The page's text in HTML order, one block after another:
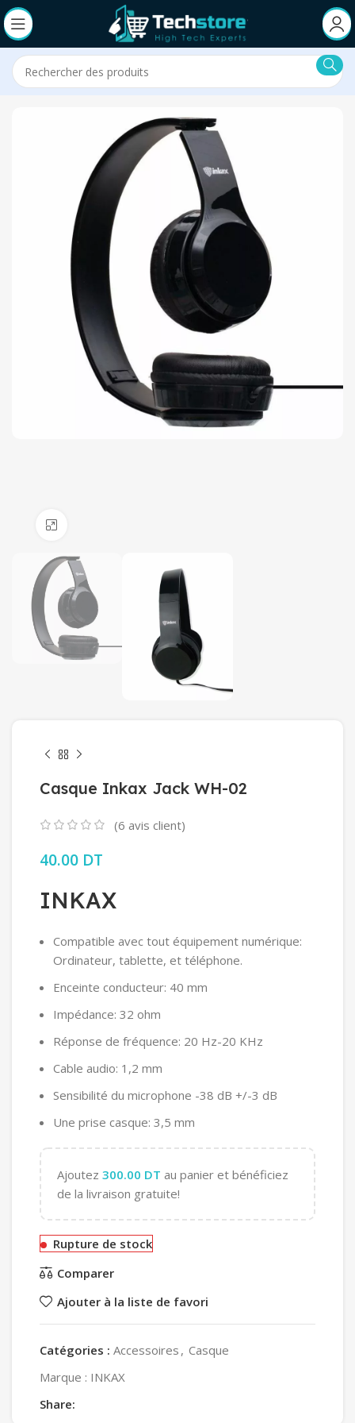
Casque Inkax Jack WH-02
(6 avis client)
40.00 DT
INKAX
Compatible avec tout équipement numérique:
Ordinateur, tablette, et téléphone.
Enceinte conducteur: 40 mm
Impédance: 32 ohm
Réponse de fréquence: 20 Hz-20 KHz
Cable audio: 1,2 mm
Sensibilité du microphone -38 dB +/-3 dB
Une prise casque: 3,5 mm
Ajoutez 300.00 DT au panier et bénéficiez
de la livraison gratuite!
Rupture de stock
Comparer
Ajouter à la liste de favori
Catégories : Accessoires , Casque
Marque : INKAX
Share: